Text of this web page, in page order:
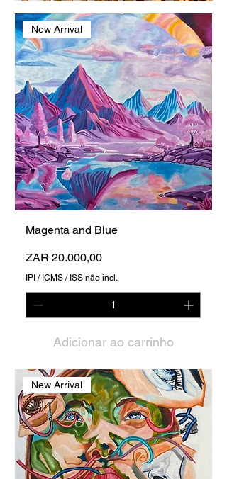
New Arrival
Magenta and Blue
Preço
ZAR 20.000,00
IPI / ICMS / ISS não incl.
Adicionar ao carrinho
New Arrival